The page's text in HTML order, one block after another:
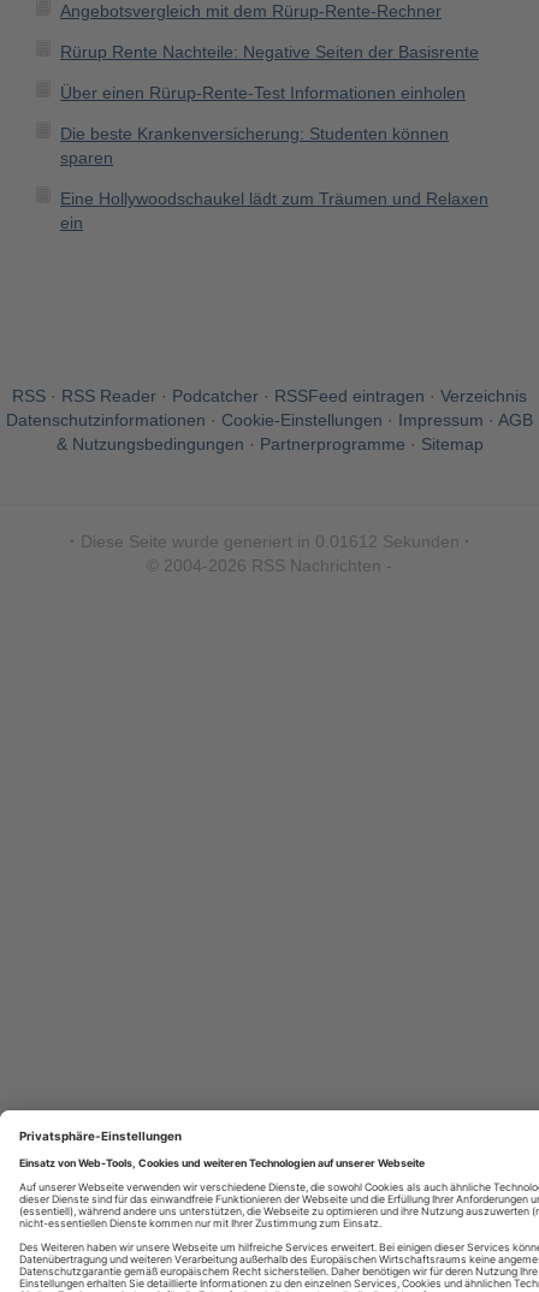
Angebotsvergleich mit dem Rürup-Rente-Rechner
Rürup Rente Nachteile: Negative Seiten der Basisrente
Über einen Rürup-Rente-Test Informationen einholen
Die beste Krankenversicherung: Studenten können
sparen
Eine Hollywoodschaukel lädt zum Träumen und Relaxen
ein
RSS · RSS Reader · Podcatcher · RSSFeed eintragen · Verzeichnis
Datenschutzinformationen · Cookie-Einstellungen · Impressum · AGB
& Nutzungsbedingungen · Partnerprogramme · Sitemap
· Diese Seite wurde generiert in 0.01612 Sekunden ·
© 2004-2026 RSS Nachrichten -